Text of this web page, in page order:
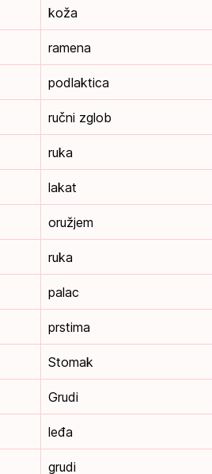
koža
ramena
podlaktica
ručni zglob
ruka
lakat
oružjem
ruka
palac
prstima
Stomak
Grudi
leđa
grudi